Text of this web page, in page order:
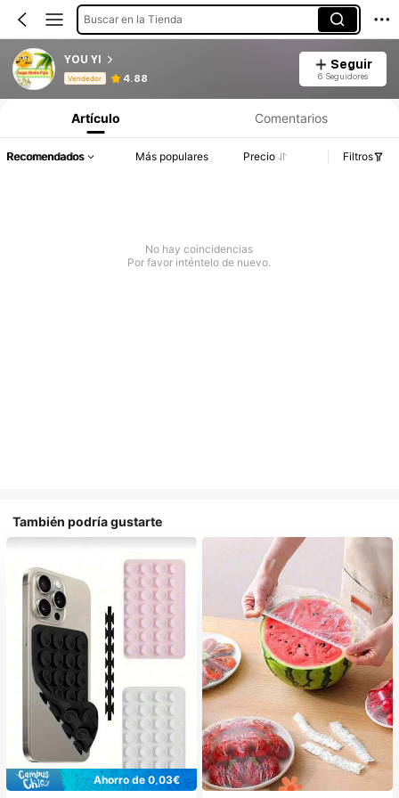
Buscar en la Tienda
YOU YI
Vendedor 4.88
Seguir
6 Seguidores
Artículo Comentarios
Recomendados Más populares Precio Filtros
No hay coincidencias
Por favor inténtelo de nuevo.
También podría gustarte
Ahorro de 0,03€